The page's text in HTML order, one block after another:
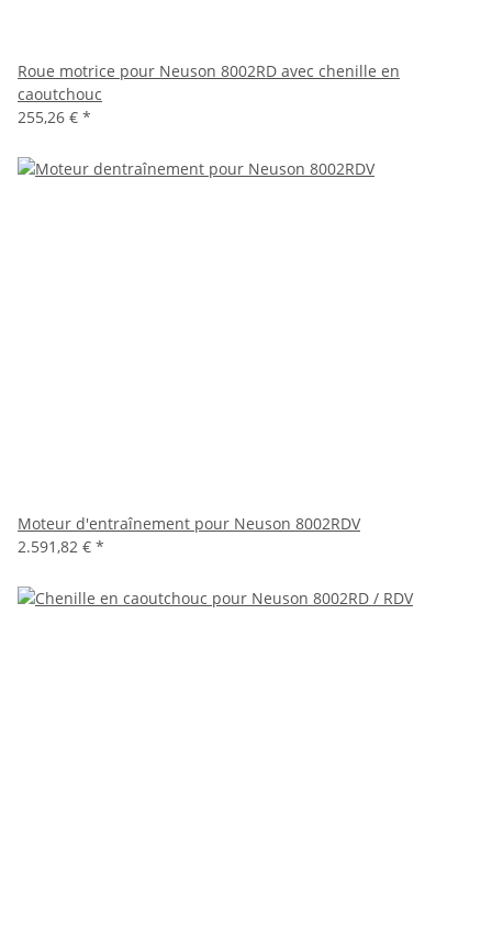
Roue motrice pour Neuson 8002RD avec chenille en
caoutchouc
255,26 € *
Moteur d'entraînement pour Neuson 8002RDV
2.591,82 € *